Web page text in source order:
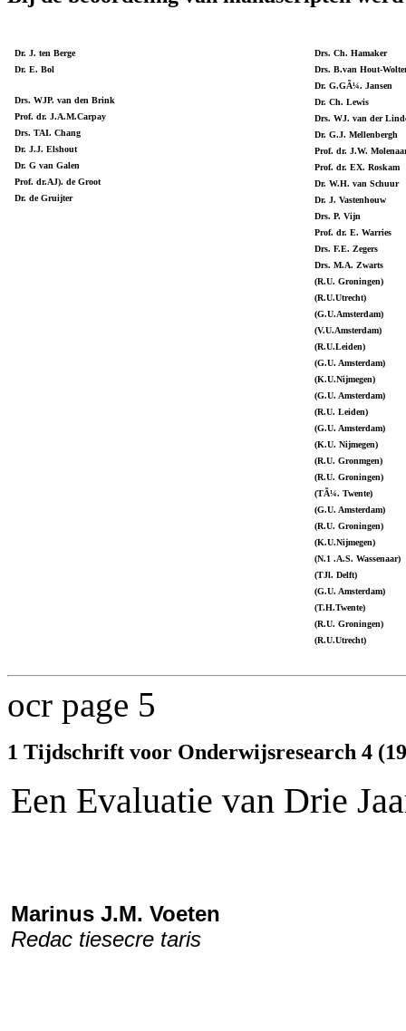
Dr. J. ten Berge
Dr. E. Bol
Drs. WJP. van den Brink
Prof. dr. J.A.M.Carpay
Drs. TAI. Chang
Dr. J.J. Elshout
Dr. G van Galen
Prof. dr.AJ). de Groot
Dr. de Gruijter
Drs. Ch. Hamaker
Drs. B.van Hout-
Dr. G.GÃ¼. Jansen
Dr. Ch. Lewis
Drs. WJ. van der
Dr. G.J. Mellenbergh
Prof. dr. J.W.
Prof. dr. EX. Roskam
Dr. W.H. van Schuur
Dr. J. Vastenhouw
Drs. P. Vijn
Prof. dr. E. Warries
Drs. F.E. Zegers
Drs. M.A. Zwarts
(R.U. Groningen)
(R.U.Utrecht)
(G.U.Amsterdam)
(V.U.Amsterdam)
(R.U.Leiden)
(G.U. Amsterdam)
(K.U.Nijmegen)
(G.U. Amsterdam)
(R.U. Leiden)
(G.U. Amsterdam)
(K.U. Nijmegen)
(R.U. Gronmgen)
(R.U. Groningen)
(TÃ¼. Twente)
(G.U. Amsterdam)
(R.U. Groningen)
(K.U.Nijmegen)
(N.1 .A.S. Wassenaar)
(TJl. Delft)
(G.U. Amsterdam)
(T.H.Twente)
(R.U. Groningen)
(R.U.Utrecht)
ocr page 5
1 Tijdschrift voor Onderwijsresearch 4
Een Evaluatie van Drie
Marinus J.M. Voeten
Redac tiesecre taris